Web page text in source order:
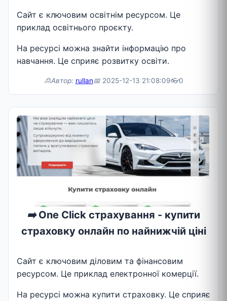
Сайт є ключовим освітнім ресурсом. Це
приклад освітнього проєкту.
На ресурсі можна знайти інформацію про
навчання. Це сприяє розвитку освіти.
🙎Автор: rullan📅2025-12-13 21:08:09👓0
➡️One Click страхування - купити
страховку онлайн по найнижчій ціні
Сайт є ключовим діловим та фінансовим
ресурсом. Це приклад електронної комерції.
На ресурсі можна купити страховку. Це сприяє